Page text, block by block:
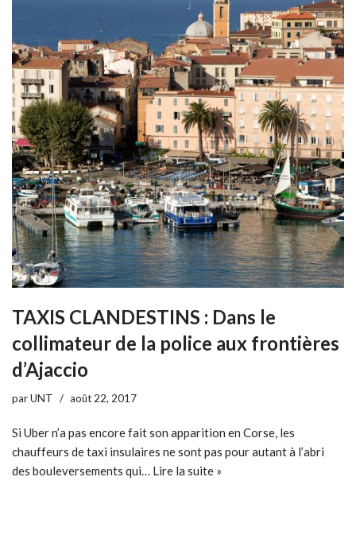
TAXIS CLANDESTINS : Dans le
collimateur de la police aux frontières
d’Ajaccio
parUNT août 22, 2017
Si Uber n’a pas encore fait son apparition en Corse, les
chauffeurs de taxi insulaires ne sont pas pour autant à l’abri
des bouleversements qui… Lire la suite »